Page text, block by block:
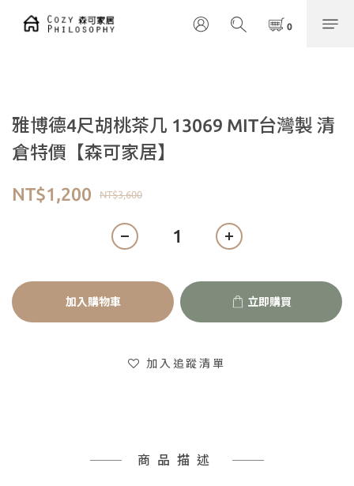
雅博德4尺胡桃茶几 13069 MIT台灣製 清
倉特價【森可家居】
NT$3,600
NT$1,200
加入購物車 立即購買
加入追蹤清單
商品描述